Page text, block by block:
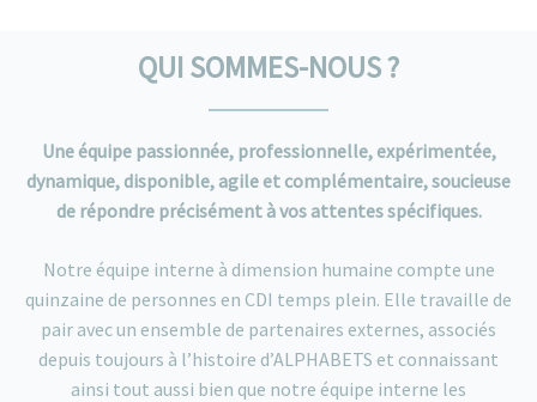
QUI SOMMES-NOUS ?
Une équipe passionnée, professionnelle, expérimentée,
dynamique, disponible, agile et complémentaire, soucieuse
de répondre précisément à vos attentes spécifiques.
Notre équipe interne à dimension humaine compte une
quinzaine de personnes en CDI temps plein. Elle travaille de
pair avec un ensemble de partenaires externes, associés
depuis toujours à l’histoire d’ALPHABETS et connaissant
ainsi tout aussi bien que notre équipe interne les